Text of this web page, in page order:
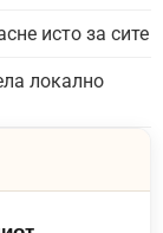
исто за сите
локално